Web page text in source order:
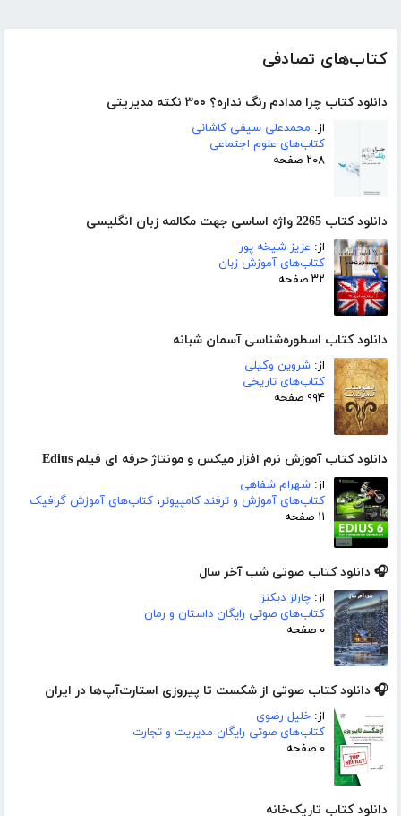
کتاب‌های تصادفی
دانلود کتاب چرا مدادم رنگ نداره؟ ۳۰۰ نکته مدیریتی
از: محمدعلی سیفی کاشانی
کتاب‌های علوم اجتماعی
۲۰۸ صفحه
دانلود کتاب 2265 واژه اساسی جهت مکالمه زبان انگلیسی
از: عزیز شیخه پور
کتاب‌های آموزش زبان
۳۲ صفحه
دانلود کتاب اسطوره‌شناسی آسمان شبانه
از: شروین وکیلی
کتاب‌های تاریخی
۹۹۴ صفحه
دانلود کتاب آموزش نرم افزار میکس و مونتاژ حرفه ای فیلم Edius
از: شهرام شفاهی
کتاب‌های آموزش و ترفند کامپیوتر، کتاب‌های آموزش گرافیک
۱۱ صفحه
🎧 دانلود کتاب صوتی شب آخر سال
از: چارلز دیکنز
کتاب‌های صوتی رایگان داستان و رمان
۰ صفحه
🎧 دانلود کتاب صوتی از شکست تا پیروزی استارت‌آپ‌ها در ایران
از: خلیل رضوی
کتاب‌های صوتی رایگان مدیریت و تجارت
۰ صفحه
دانلود کتاب تاریک‌خانه